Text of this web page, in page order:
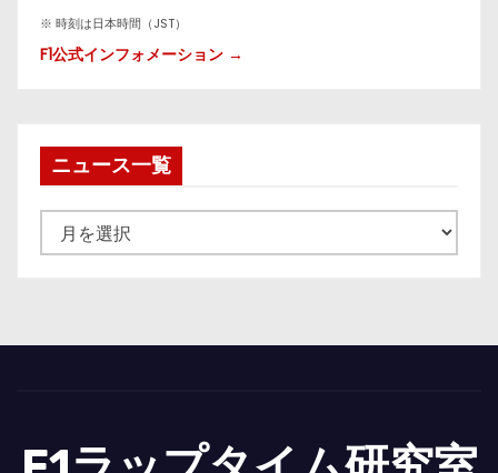
※ 時刻は日本時間（JST）
F1公式インフォメーション →
ニュース一覧
ュ
一